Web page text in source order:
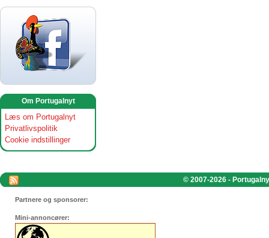
Om Portugalnyt
Læs om Portugalnyt
Privatlivspolitik
Cookie indstillinger
© 2007-2026 -
Partnere og sponsorer:
Mini-annoncører: